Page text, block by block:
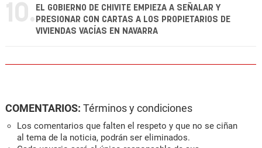
10. EL GOBIERNO DE CHIVITE EMPIEZA A SEÑALAR Y
PRESIONAR CON CARTAS A LOS PROPIETARIOS DE
VIVIENDAS VACÍAS EN NAVARRA
COMENTARIOS: Términos y condiciones
Los comentarios que falten el respeto y que no se ciñan
al tema de la noticia, podrán ser eliminados.